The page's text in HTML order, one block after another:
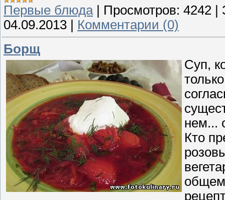
Первые блюда| Просмотров: 4242
04.09.2013
Комментарии (0)
Борщ
Суп,
нем...
Кто
общем